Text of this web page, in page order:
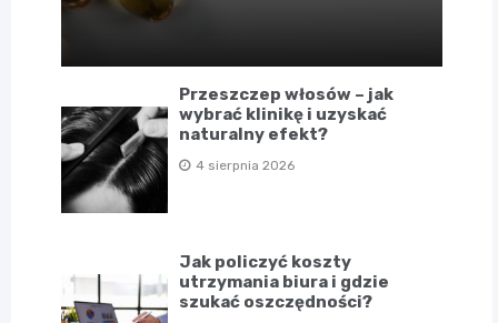
Przeszczep włosów – jak
wybrać klinikę i uzyskać
naturalny efekt?
4 sierpnia 2026
Jak policzyć koszty
utrzymania biura i gdzie
szukać oszczędności?